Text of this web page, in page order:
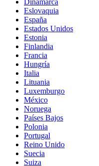
Dinamarca
Eslovaquia
España
Estados Unidos
Estonia
Finlandia
Francia
Hungría
Italia
Lituania
Luxemburgo
México
Noruega
Países Bajos
Polonia
Portugal
Reino Unido
Suecia
Suiza